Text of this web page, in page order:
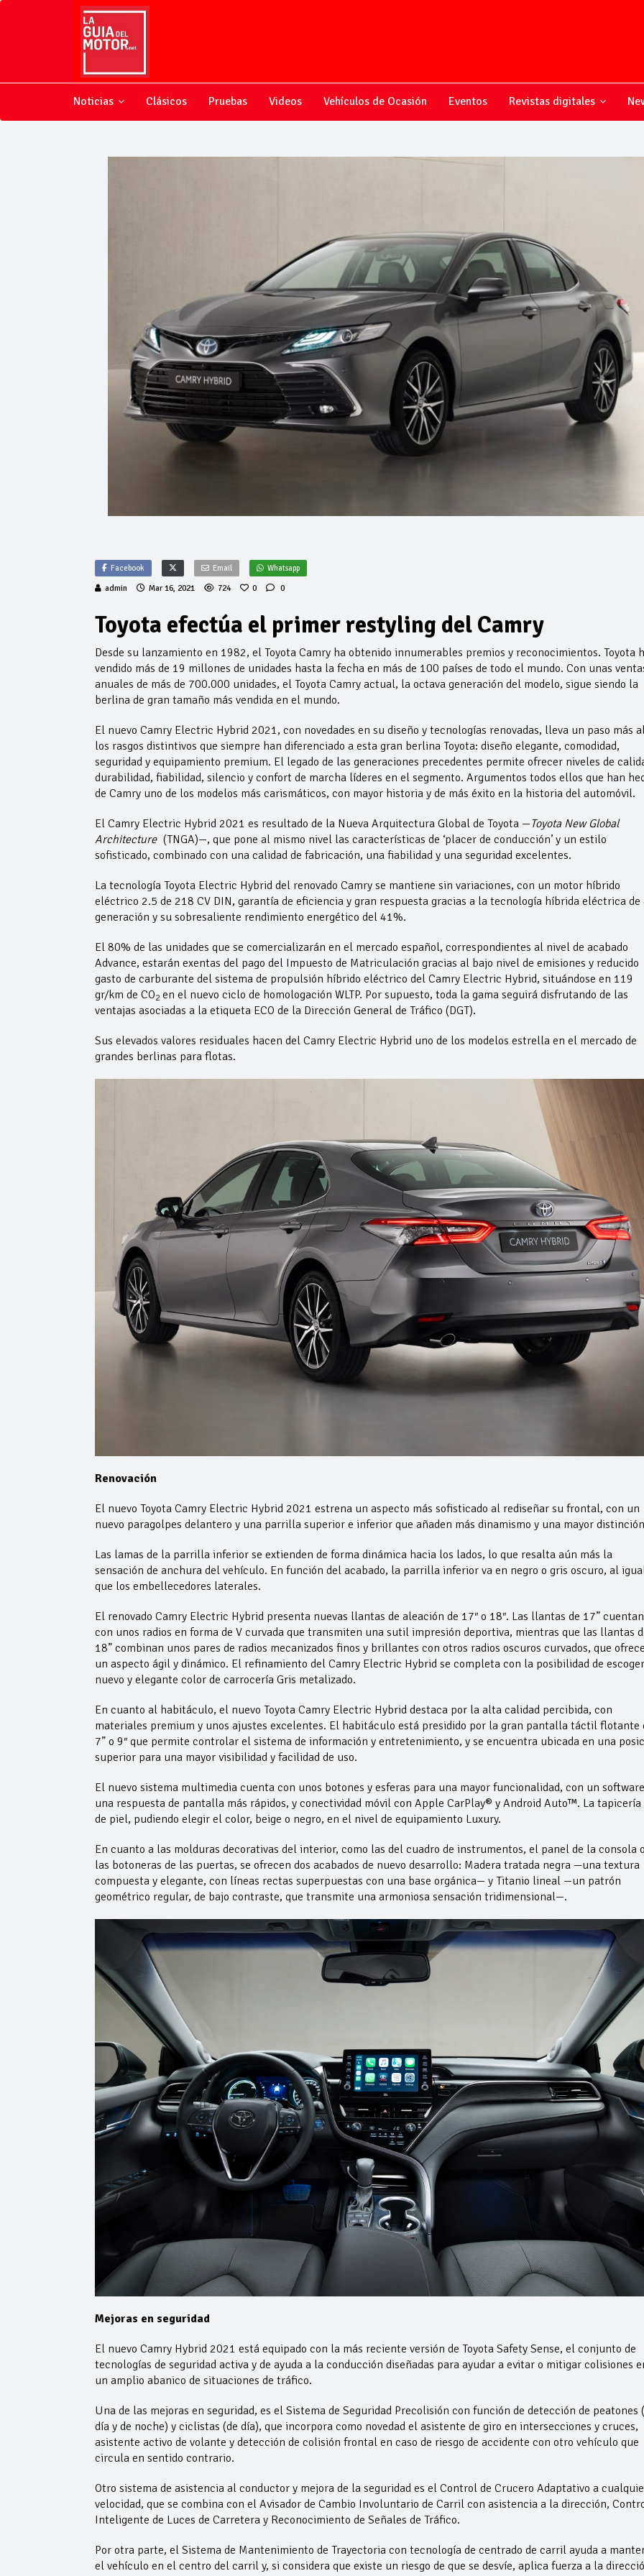
Noticias Clásicos Pruebas Videos Vehículos de Ocasión Eventos Revistas digitales
Facebook Email Whatsapp
admin Mar 16, 2021 724 0 0
Toyota efectúa el primer restyling del Camry
Desde su lanzamiento en 1982, el Toyota Camry ha obtenido innumerables premios y reconocimientos. Toyota
vendido más de 19 millones de unidades hasta la fecha en más de 100 países de todo el mundo. Con unas
anuales de más de 700.000 unidades, el Toyota Camry actual, la octava generación del modelo, sigue siendo la
berlina de gran tamaño más vendida en el mundo.
El nuevo Camry Electric Hybrid 2021, con novedades en su diseño y tecnologías renovadas, lleva un paso más
los rasgos distintivos que siempre han diferenciado a esta gran berlina Toyota: diseño elegante, comodidad,
seguridad y equipamiento premium. El legado de las generaciones precedentes permite ofrecer niveles de
durabilidad, fiabilidad, silencio y confort de marcha líderes en el segmento. Argumentos todos ellos que han
de Camry uno de los modelos más carismáticos, con mayor historia y de más éxito en la historia del automóvil.
El Camry Electric Hybrid 2021 es resultado de la Nueva Arquitectura Global de Toyota — Toyota New Global
Architecture (TNGA)—, que pone al mismo nivel las características de ‘placer de conducción’ y un estilo
sofisticado, combinado con una calidad de fabricación, una fiabilidad y una seguridad excelentes.
La tecnología Toyota Electric Hybrid del renovado Camry se mantiene sin variaciones, con un motor híbrido
eléctrico 2.5 de 218 CV DIN, garantía de eficiencia y gran respuesta gracias a la tecnología híbrida eléctrica de
generación y su sobresaliente rendimiento energético del 41%.
El 80% de las unidades que se comercializarán en el mercado español, correspondientes al nivel de acabado
Advance, estarán exentas del pago del Impuesto de Matriculación gracias al bajo nivel de emisiones y reducido
gasto de carburante del sistema de propulsión híbrido eléctrico del Camry Electric Hybrid, situándose en 119
gr/km de CO2en el nuevo ciclo de homologación WLTP. Por supuesto, toda la gama seguirá disfrutando de las
ventajas asociadas a la etiqueta ECO de la Dirección General de Tráfico (DGT).
Sus elevados valores residuales hacen del Camry Electric Hybrid uno de los modelos estrella en el mercado de
grandes berlinas para flotas.
Renovación
El nuevo Toyota Camry Electric Hybrid 2021 estrena un aspecto más sofisticado al rediseñar su frontal, con un
nuevo paragolpes delantero y una parrilla superior e inferior que añaden más dinamismo y una mayor
Las lamas de la parrilla inferior se extienden de forma dinámica hacia los lados, lo que resalta aún más la
sensación de anchura del vehículo. En función del acabado, la parrilla inferior va en negro o gris oscuro, al
que los embellecedores laterales.
El renovado Camry Electric Hybrid presenta nuevas llantas de aleación de 17″ o 18″. Las llantas de 17” cuentan
con unos radios en forma de V curvada que transmiten una sutil impresión deportiva, mientras que las llantas
18” combinan unos pares de radios mecanizados finos y brillantes con otros radios oscuros curvados, que
un aspecto ágil y dinámico. El refinamiento del Camry Electric Hybrid se completa con la posibilidad de
nuevo y elegante color de carrocería Gris metalizado.
En cuanto al habitáculo, el nuevo Toyota Camry Electric Hybrid destaca por la alta calidad percibida, con
materiales premium y unos ajustes excelentes. El habitáculo está presidido por la gran pantalla táctil flotante
7” o 9″ que permite controlar el sistema de información y entretenimiento, y se encuentra ubicada en una
superior para una mayor visibilidad y facilidad de uso.
El nuevo sistema multimedia cuenta con unos botones y esferas para una mayor funcionalidad, con un
una respuesta de pantalla más rápidos, y conectividad móvil con Apple CarPlay® y Android Auto™. La tapicería
de piel, pudiendo elegir el color, beige o negro, en el nivel de equipamiento Luxury.
En cuanto a las molduras decorativas del interior, como las del cuadro de instrumentos, el panel de la consola
las botoneras de las puertas, se ofrecen dos acabados de nuevo desarrollo: Madera tratada negra —una textura
compuesta y elegante, con líneas rectas superpuestas con una base orgánica— y Titanio lineal —un patrón
geométrico regular, de bajo contraste, que transmite una armoniosa sensación tridimensional—.
Mejoras en seguridad
El nuevo Camry Hybrid 2021 está equipado con la más reciente versión de Toyota Safety Sense, el conjunto de
tecnologías de seguridad activa y de ayuda a la conducción diseñadas para ayudar a evitar o mitigar colisiones
un amplio abanico de situaciones de tráfico.
Una de las mejoras en seguridad, es el Sistema de Seguridad Precolisión con función de detección de peatones
día y de noche) y ciclistas (de día), que incorpora como novedad el asistente de giro en intersecciones y cruces,
asistente activo de volante y detección de colisión frontal en caso de riesgo de accidente con otro vehículo que
circula en sentido contrario.
Otro sistema de asistencia al conductor y mejora de la seguridad es el Control de Crucero Adaptativo a
velocidad, que se combina con el Avisador de Cambio Involuntario de Carril con asistencia a la dirección,
Inteligente de Luces de Carretera y Reconocimiento de Señales de Tráfico.
Por otra parte, el Sistema de Mantenimiento de Trayectoria con tecnología de centrado de carril ayuda a
el vehículo en el centro del carril y, si considera que existe un riesgo de que se desvíe, aplica fuerza a la